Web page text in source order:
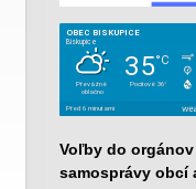
Voľby do orgánov
samosprávy obcí